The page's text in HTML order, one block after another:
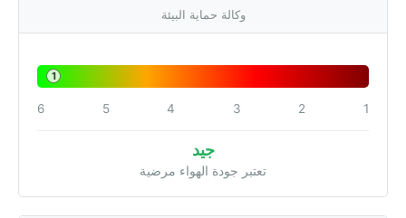
وكالة حماية البيئة
1
1
2
3
4
5
6
جيد
تعتبر جودة الهواء مرضية